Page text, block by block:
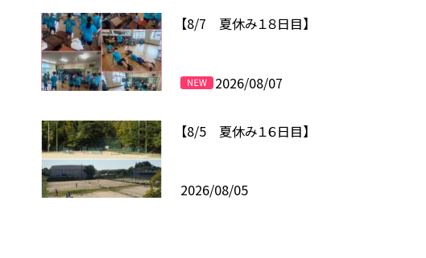
【8/7 夏休み１８日目】
2026/08/07
【8/5 夏休み１６日目】
2026/08/05